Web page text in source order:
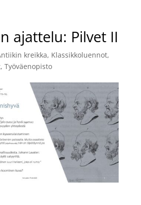
ajattelu: Pilvet II
kreikka, Klassikkoluennot,
, Työväenopisto